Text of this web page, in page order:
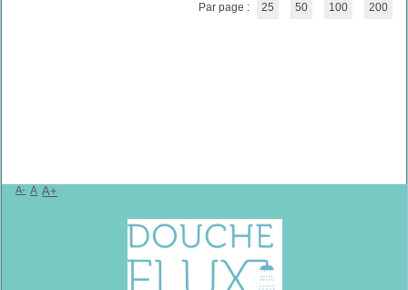
Par page : 25 50 100 200
A- A A+